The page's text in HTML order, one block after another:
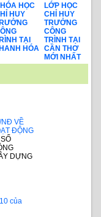
HỌC
HUY
TẠI
HÓA
LỚP HỌC
CHỈ HUY
TRƯỞNG
CÔNG
TRÌNH TẠI
CẦN THƠ
MỚI NHẤT
NĐ VỀ
ĐỘNG
DỰNG
của